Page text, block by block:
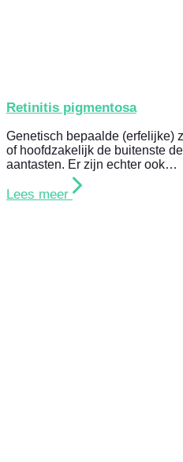
Retinitis pigmentosa
Genetisch bepaalde (erfelijke)
of hoofdzakelijk de buitenste
aantasten. Er zijn echter ook…
Lees meer